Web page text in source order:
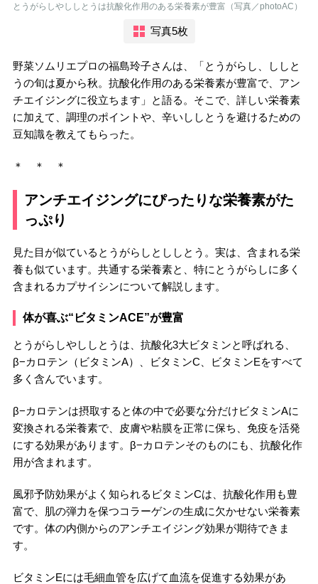
とうがらしやししとうは抗酸化作用のある栄養素が豊富（写真／photoAC）
写真5枚
野菜ソムリエプロの福島玲子さんは、「とうがらし、ししと
うの旬は夏から秋。抗酸化作用のある栄養素が豊富で、アン
チエイジングに役立ちます」と語る。そこで、詳しい栄養素
に加えて、調理のポイントや、辛いししとうを避けるための
豆知識を教えてもらった。
＊ ＊ ＊
アンチエイジングにぴったりな栄養素がた
っぷり
見た目が似ているとうがらしとししとう。実は、含まれる栄
養も似ています。共通する栄養素と、特にとうがらしに多く
含まれるカプサイシンについて解説します。
体が喜ぶ“ビタミンACE”が豊富
とうがらしやししとうは、抗酸化3大ビタミンと呼ばれる、
β−カロテン（ビタミンA）、ビタミンC、ビタミンEをすべて
多く含んでいます。
β−カロテンは摂取すると体の中で必要な分だけビタミンAに
変換される栄養素で、皮膚や粘膜を正常に保ち、免疫を活発
にする効果があります。β−カロテンそのものにも、抗酸化作
用が含まれます。
風邪予防効果がよく知られるビタミンCは、抗酸化作用も豊
富で、肌の弾力を保つコラーゲンの生成に欠かせない栄養素
です。体の内側からのアンチエイジング効果が期待できま
す。
ビタミンEには毛細血管を広げて血流を促進する効果があ